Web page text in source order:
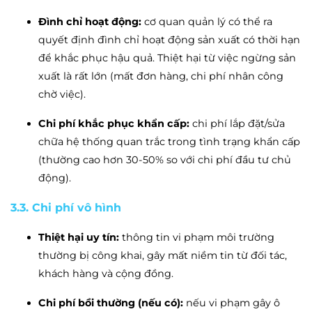
Đình chỉ hoạt động: cơ quan quản lý có thể ra
quyết định đình chỉ hoạt động sản xuất có thời hạn
để khắc phục hậu quả. Thiệt hại từ việc ngừng sản
xuất là rất lớn (mất đơn hàng, chi phí nhân công
chờ việc).
Chi phí khắc phục khẩn cấp: chi phí lắp đặt/sửa
chữa hệ thống quan trắc trong tình trạng khẩn cấp
(thường cao hơn 30-50% so với chi phí đầu tư chủ
động).
3.3. Chi phí vô hình
Thiệt hại uy tín: thông tin vi phạm môi trường
thường bị công khai, gây mất niềm tin từ đối tác,
khách hàng và cộng đồng.
Chi phí bồi thường (nếu có): nếu vi phạm gây ô